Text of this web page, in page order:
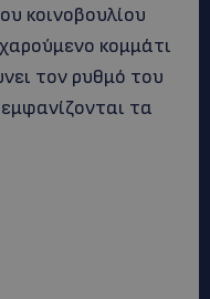
κοινοβουλίου
κομμάτι
τον ρυθμό του
τα